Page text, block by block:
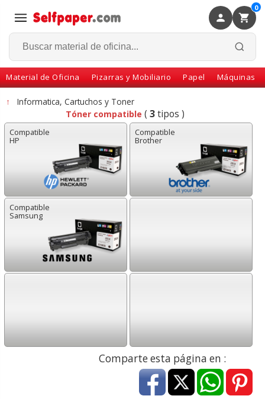
0
Material de Oficina Pizarras y Mobiliario Papel Máquinas
Volver
↑
Informatica, Cartuchos y Toner
Tóner compatible ( 3tipos )
Compatible
HP
Compatible
Brother
Compatible
Samsung
Comparte esta página en :